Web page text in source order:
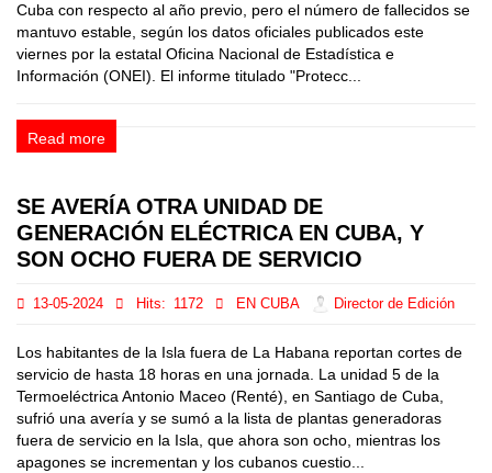
Cuba con respecto al año previo, pero el número de fallecidos se
mantuvo estable, según los datos oficiales publicados este
viernes por la estatal Oficina Nacional de Estadística e
Información (ONEI). El informe titulado "Protecc...
Read more
SE AVERÍA OTRA UNIDAD DE
GENERACIÓN ELÉCTRICA EN CUBA, Y
SON OCHO FUERA DE SERVICIO
13-05-2024 Hits: 1172 EN CUBA Director de Edición
Los habitantes de la Isla fuera de La Habana reportan cortes de
servicio de hasta 18 horas en una jornada. La unidad 5 de la
Termoeléctrica Antonio Maceo (Renté), en Santiago de Cuba,
sufrió una avería y se sumó a la lista de plantas generadoras
fuera de servicio en la Isla, que ahora son ocho, mientras los
apagones se incrementan y los cubanos cuestio...